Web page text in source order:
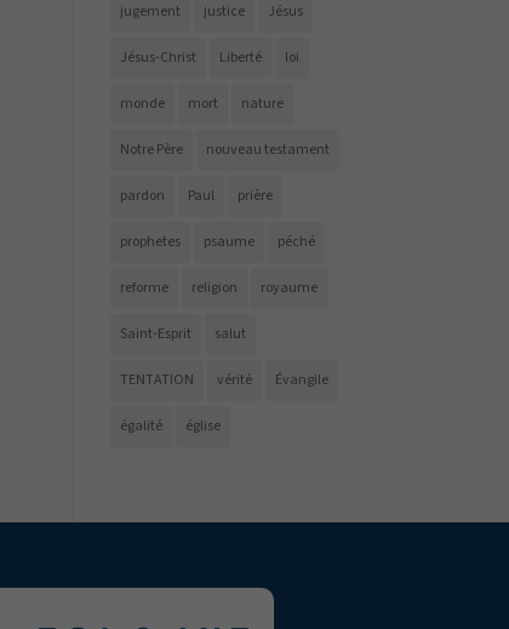
jugement justice Jésus
Jésus-Christ Liberté loi
monde mort nature
Notre Père nouveau testament
pardon Paul prière
prophetes psaume péché
reforme religion royaume
Saint-Esprit salut
TENTATION vérité Évangile
égalité église